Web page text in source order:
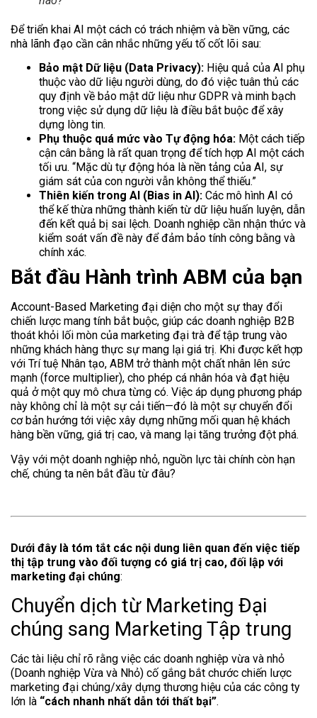
Để triển khai AI một cách có trách nhiệm và bền vững, các
nhà lãnh đạo cần cân nhắc những yếu tố cốt lõi sau:
Bảo mật Dữ liệu (Data Privacy): Hiệu quả của AI phụ
thuộc vào dữ liệu người dùng, do đó việc tuân thủ các
quy định về bảo mật dữ liệu như GDPR và minh bạch
trong việc sử dụng dữ liệu là điều bắt buộc để xây
dựng lòng tin.
Phụ thuộc quá mức vào Tự động hóa: Một cách tiếp
cận cân bằng là rất quan trọng để tích hợp AI một cách
tối ưu. “Mặc dù tự động hóa là nền tảng của AI, sự
giám sát của con người vẫn không thể thiếu.”
Thiên kiến trong AI (Bias in AI): Các mô hình AI có
thể kế thừa những thành kiến từ dữ liệu huấn luyện, dẫn
đến kết quả bị sai lệch. Doanh nghiệp cần nhận thức và
kiểm soát vấn đề này để đảm bảo tính công bằng và
chính xác.
Bắt đầu Hành trình ABM của bạn
Account-Based Marketing đại diện cho một sự thay đổi
chiến lược mang tính bắt buộc, giúp các doanh nghiệp B2B
thoát khỏi lối mòn của marketing đại trà để tập trung vào
những khách hàng thực sự mang lại giá trị. Khi được kết hợp
với Trí tuệ Nhân tạo, ABM trở thành một chất nhân lên sức
mạnh (force multiplier), cho phép cá nhân hóa và đạt hiệu
quả ở một quy mô chưa từng có. Việc áp dụng phương pháp
này không chỉ là một sự cải tiến—đó là một sự chuyển đổi
cơ bản hướng tới việc xây dựng những mối quan hệ khách
hàng bền vững, giá trị cao, và mang lại tăng trưởng đột phá.
Vậy với một doanh nghiệp nhỏ, nguồn lực tài chính còn hạn
chế, chúng ta nên bắt đầu từ đâu?
Dưới đây là tóm tắt các nội dung liên quan đến việc tiếp
thị tập trung vào đối tượng có giá trị cao, đối lập với
marketing đại chúng:
Chuyển dịch từ Marketing Đại
chúng sang Marketing Tập trung
Các tài liệu chỉ rõ rằng việc các doanh nghiệp vừa và nhỏ
(Doanh nghiệp Vừa và Nhỏ) cố gắng bắt chước chiến lược
marketing đại chúng/xây dựng thương hiệu của các công ty
lớn là “cách nhanh nhất dẫn tới thất bại”.